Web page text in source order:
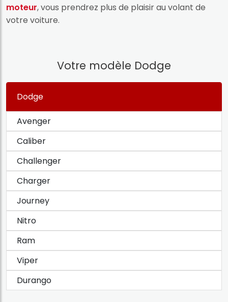
moteur, vous prendrez plus de plaisir au volant de
votre voiture.
Votre modèle Dodge
Dodge
Avenger
Caliber
Challenger
Charger
Journey
Nitro
Ram
Viper
Durango